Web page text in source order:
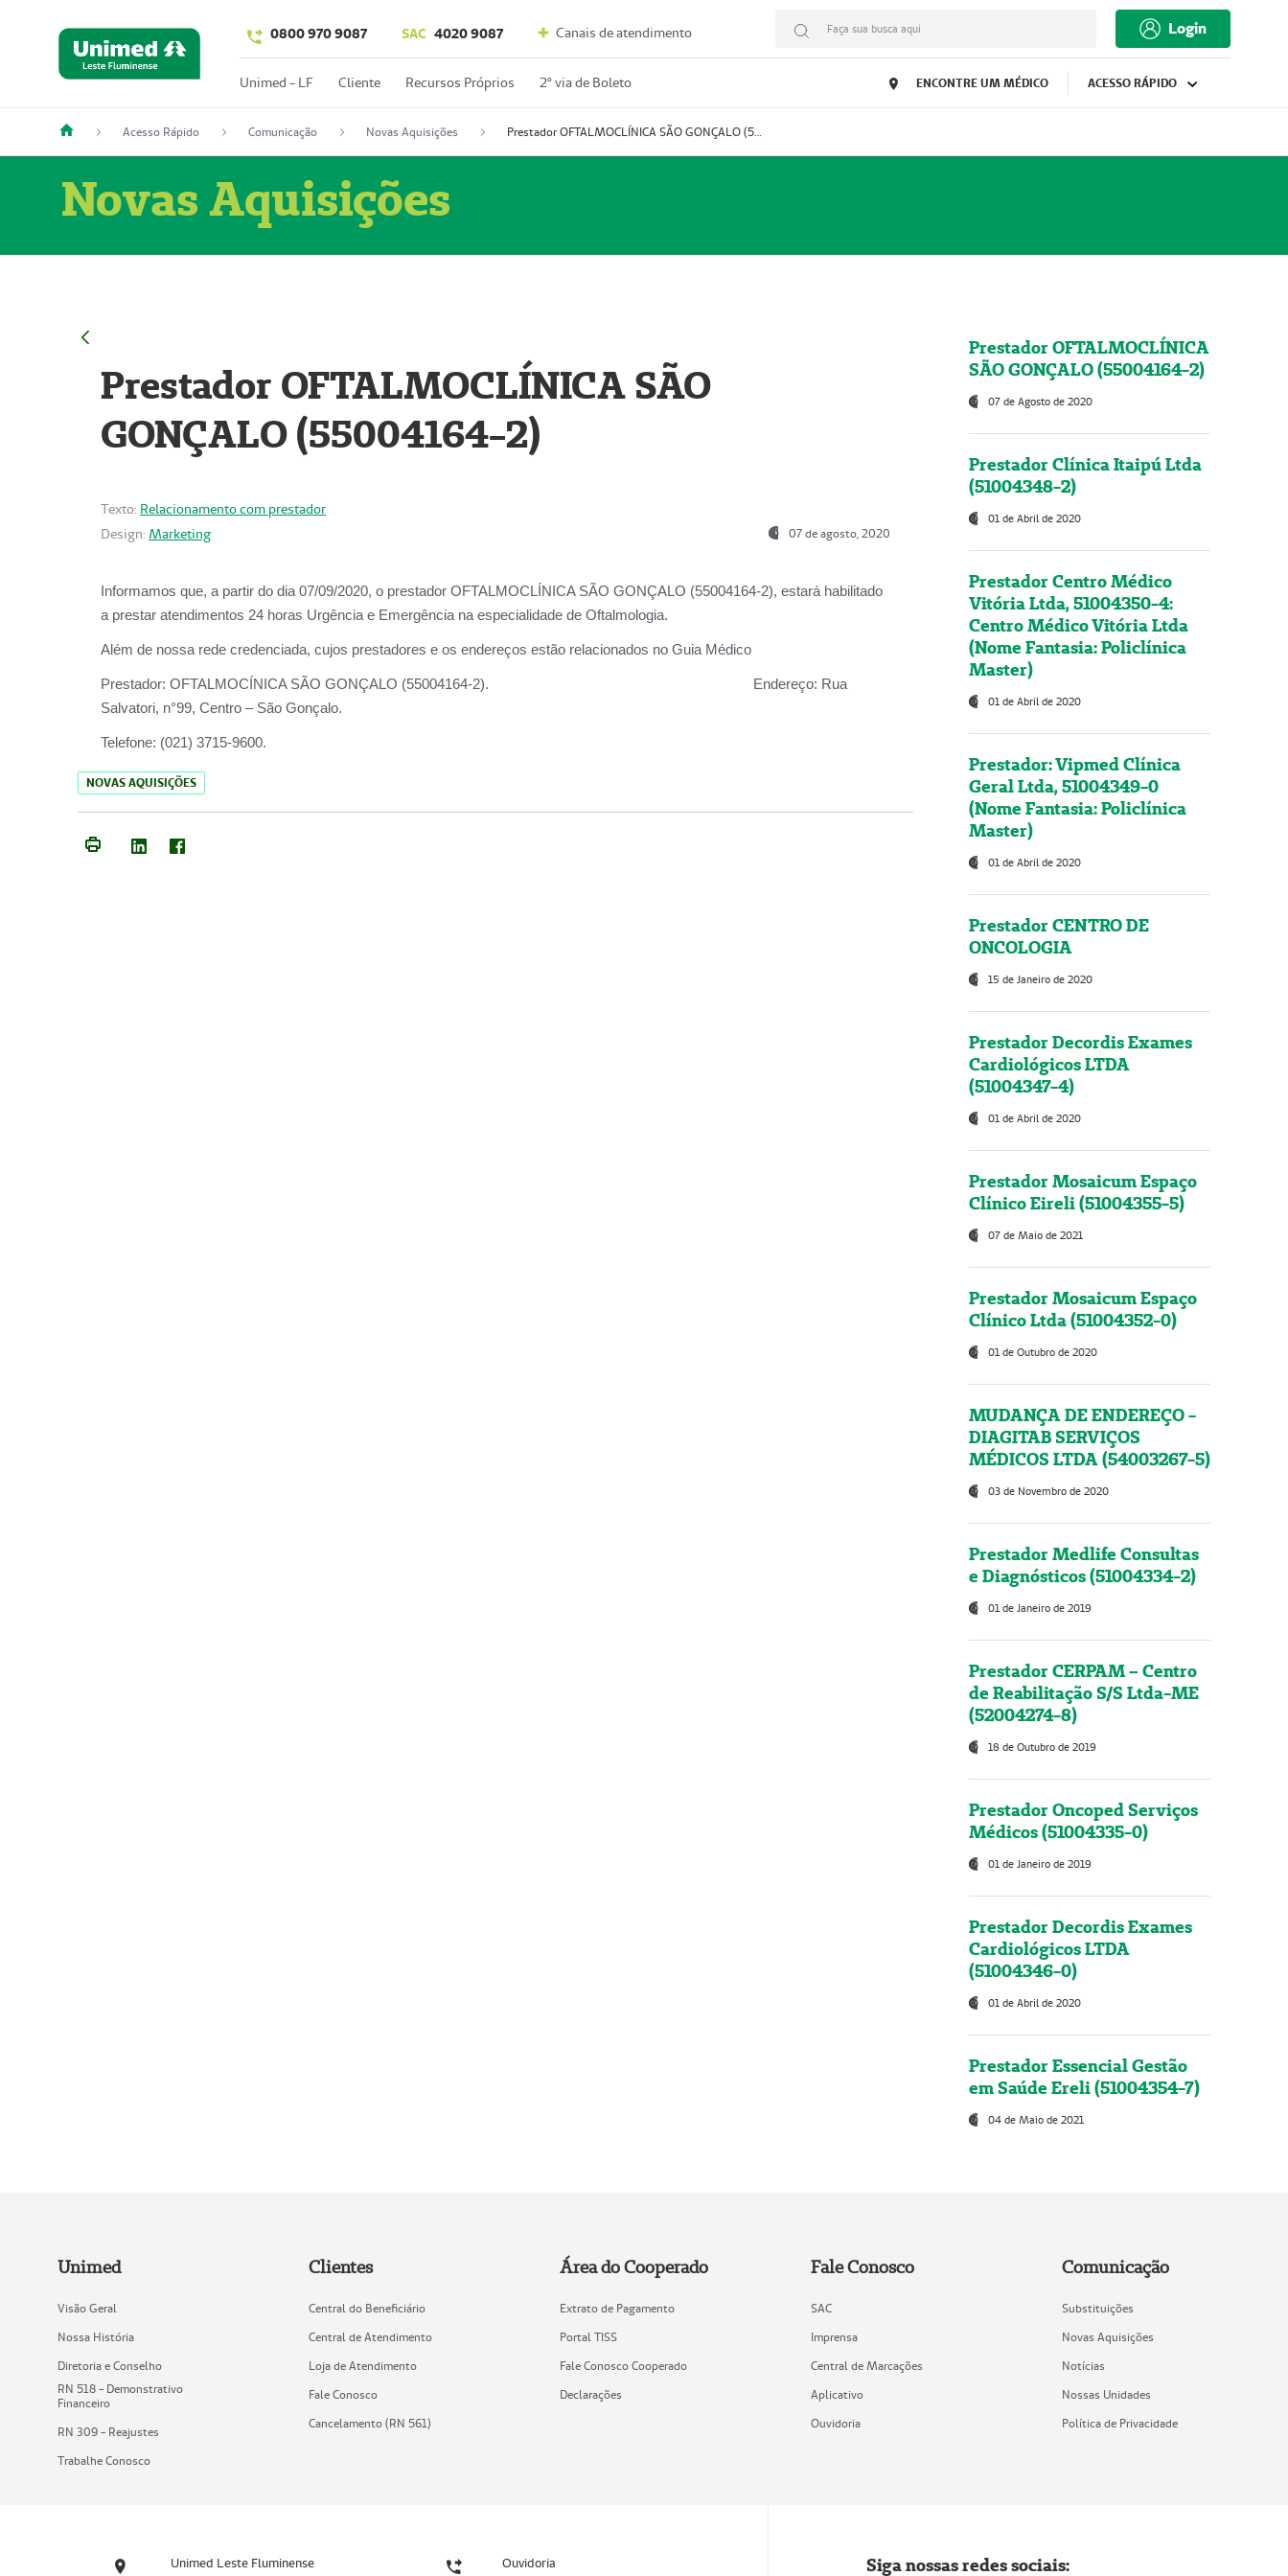
0800 970 9087 SAC 4020 9087 Canais de atendimento Faça sua busca aqui Login
Unimed - LF Cliente Recursos Próprios 2º via de Boleto ENCONTRE UM MÉDICO ACESSO RÁPIDO
Acesso Rápido Comunicação Novas Aquisições Prestador OFTALMOCLÍNICA SÃO GONÇALO (55004164-2)
Novas Aquisições
Prestador OFTALMOCLÍNICA SÃO
GONÇALO (55004164-2)
Texto: Relacionamento com prestador
Design: Marketing 07 de agosto, 2020
Informamos que, a partir do dia 07/09/2020, o prestador OFTALMOCLÍNICA SÃO GONÇALO (55004164-2), estará habilitado
a prestar atendimentos 24 horas Urgência e Emergência na especialidade de Oftalmologia.
Além de nossa rede credenciada, cujos prestadores e os endereços estão relacionados no Guia Médico
Prestador: OFTALMOCÍNICA SÃO GONÇALO (55004164-2). Endereço: Rua
Salvatori, n°99, Centro – São Gonçalo.
Telefone: (021) 3715-9600.
NOVAS AQUISIÇÕES
Prestador OFTALMOCLÍNICA
SÃO GONÇALO (55004164-2)
07 de Agosto de 2020
Prestador Clínica Itaipú Ltda
(51004348-2)
01 de Abril de 2020
Prestador Centro Médico
Vitória Ltda, 51004350-4:
Centro Médico Vitória Ltda
(Nome Fantasia: Policlínica
Master)
01 de Abril de 2020
Prestador: Vipmed Clínica
Geral Ltda, 51004349-0
(Nome Fantasia: Policlínica
Master)
01 de Abril de 2020
Prestador CENTRO DE
ONCOLOGIA
15 de Janeiro de 2020
Prestador Decordis Exames
Cardiológicos LTDA
(51004347-4)
01 de Abril de 2020
Prestador Mosaicum Espaço
Clínico Eireli (51004355-5)
07 de Maio de 2021
Prestador Mosaicum Espaço
Clínico Ltda (51004352-0)
01 de Outubro de 2020
MUDANÇA DE ENDEREÇO -
DIAGITAB SERVIÇOS
MÉDICOS LTDA (54003267-5)
03 de Novembro de 2020
Prestador Medlife Consultas
e Diagnósticos (51004334-2)
01 de Janeiro de 2019
Prestador CERPAM – Centro
de Reabilitação S/S Ltda-ME
(52004274-8)
18 de Outubro de 2019
Prestador Oncoped Serviços
Médicos (51004335-0)
01 de Janeiro de 2019
Prestador Decordis Exames
Cardiológicos LTDA
(51004346-0)
01 de Abril de 2020
Prestador Essencial Gestão
em Saúde Ereli (51004354-7)
04 de Maio de 2021
Unimed
Visão Geral
Nossa História
Diretoria e Conselho
RN 518 - Demonstrativo
Financeiro
RN 309 - Reajustes
Trabalhe Conosco
Clientes
Central do Beneficiário
Central de Atendimento
Loja de Atendimento
Fale Conosco
Cancelamento (RN 561)
Área do Cooperado
Extrato de Pagamento
Portal TISS
Fale Conosco Cooperado
Declarações
Fale Conosco
SAC
Imprensa
Central de Marcações
Aplicativo
Ouvidoria
Comunicação
Substituições
Novas Aquisições
Notícias
Nossas Unidades
Política de Privacidade
Unimed Leste Fluminense Ouvidoria Siga nossas redes sociais: